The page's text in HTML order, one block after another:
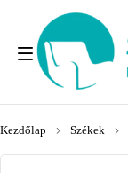
Kezdőlap Székek